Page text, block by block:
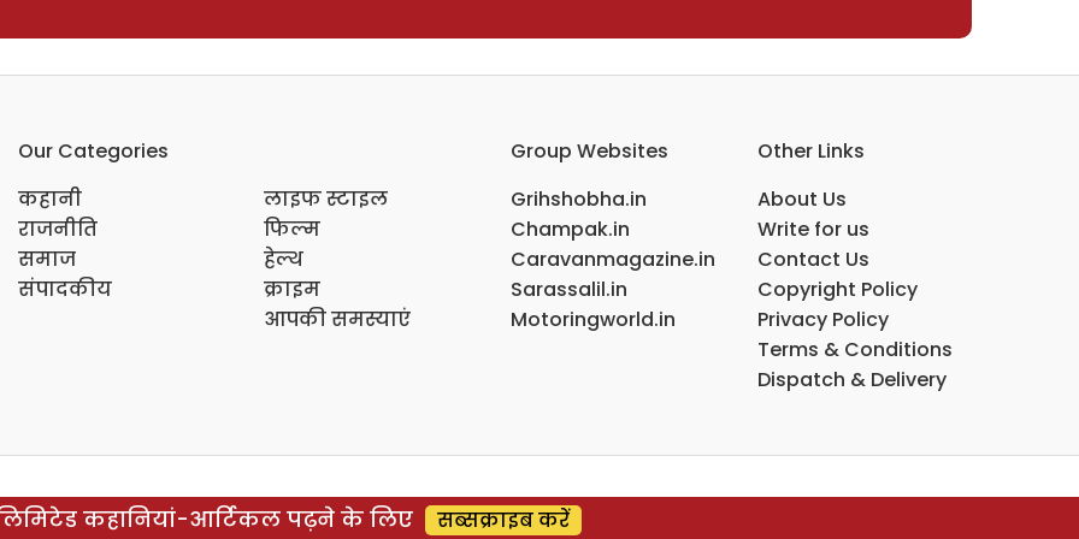
Our Categories
कहानी
राजनीति
समाज
संपादकीय
लाइफ स्टाइल
फिल्म
हेल्थ
क्राइम
आपकी समस्याएं
Group Websites
Grihshobha.in
Champak.in
Caravanmagazine.in
Sarassalil.in
Motoringworld.in
Other Links
About Us
Write for us
Contact Us
Copyright Policy
Privacy Policy
Terms & Conditions
Dispatch & Delivery
कहानियां-आर्टिकल पढ़ने के लिए सब्सक्राइब करें